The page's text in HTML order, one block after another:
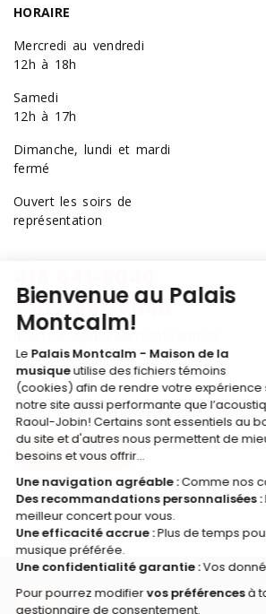
Abonnez-vous à l'INFOLETTREdu
JE M'ABONNE
HORAIRE
Mercredi au vendredi
12h à 18h
Samedi
12h à 17h
Dimanche, lundi et mardi
fermé
Ouvert les soirs de
représentation
1 877 641-6040
billetterie@palaismontcalm.ca
© 2026 Palais Montcalm, maison